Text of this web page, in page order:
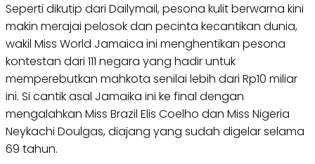
Seperti dikutip dari Dailymail, pesona kulit berwarna kini
makin merajai pelosok dan pecinta kecantikan dunia,
wakil Miss World Jamaica ini menghentikan pesona
kontestan dari 111 negara yang hadir untuk
memperebutkan mahkota senilai lebih dari Rp10 miliar
ini. Si cantik asal Jamaika ini ke final dengan
mengalahkan Miss Brazil Elis Coelho dan Miss Nigeria
Neykachi Doulgas, diajang yang sudah digelar selama
69 tahun.